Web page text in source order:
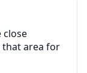
close
that area for